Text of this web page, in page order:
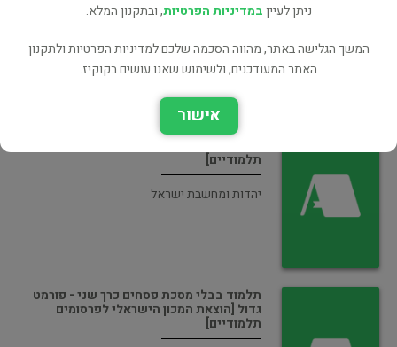
תלמוד בבלי מסכת שבת כרך ראשון - פורמט
תלמודיים]
יהדות ומחשבת ישראל
תלמוד בבלי מסכת פסחים כרך שני - פורמט
גדול [הוצאת המכון הישראלי לפרסומים
תלמודיים]
ניתן לעייןבמדיניות הפרטיות, ובתקנון המלא.
המשך הגלישה באתר, מהווה הסכמה שלכם למדיניות הפרטיות ולתקנון
האתר המעודכנים, ולשימוש שאנו עושים בקוקיז.
אישור